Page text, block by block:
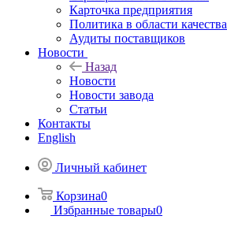
Карточка предприятия
Политика в области качества
Аудиты поставщиков
Новости
Назад
Новости
Новости завода
Статьи
Контакты
English
Личный кабинет
Корзина0
Избранные товары0